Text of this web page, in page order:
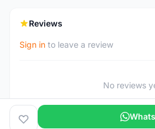
Reviews
Sign in to leave a review
No reviews